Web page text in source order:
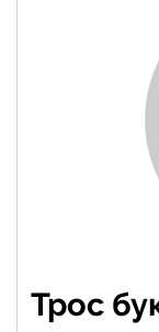
Трос